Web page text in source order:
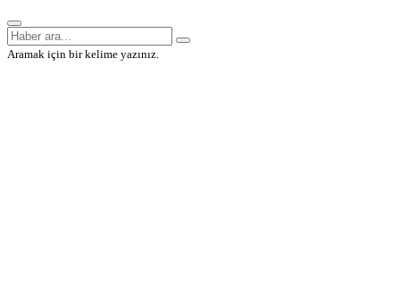
Aramak için bir kelime yazınız.